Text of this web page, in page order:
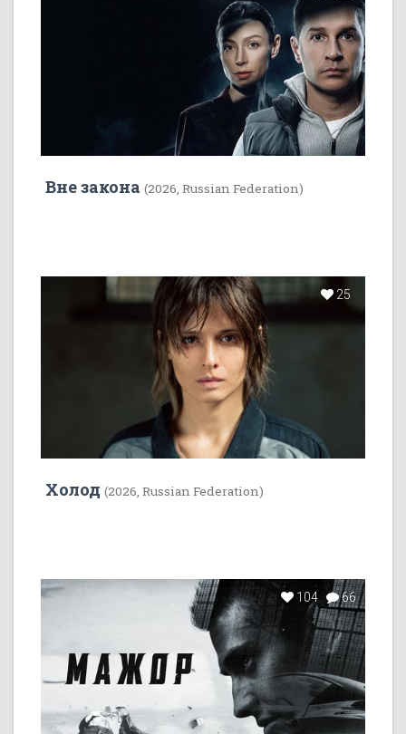
Вне закона (2026, Russian Federation)
25
Холод (2026, Russian Federation)
104 66